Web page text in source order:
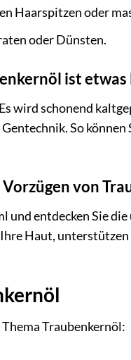
Haarspitzen oder
oder Dünsten.
ist etwas
wird schonend
So können
von
entdecken Sie
Haut,
Traubenkernöl: